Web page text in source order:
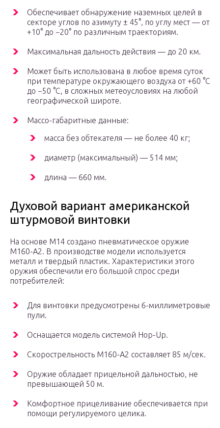
Обеспечивает обнаружение наземных целей в
секторе углов по азимуту ± 45°, по углу мест — от
+10° до −20° по различным траекториям.
Максимальная дальность действия — до 20 км.
Может быть использована в любое время суток
при температуре окружающего воздуха от +60 °C
до −50 °C, в сложных метеоусловиях на любой
географической широте.
Массо-габаритные данные:
масса без обтекателя — не более 40 кг;
диаметр (максимальный) — 514 мм;
длина — 660 мм.
Духовой вариант американской
штурмовой винтовки
На основе М14 создано пневматическое оружие
М160-А2. В производстве модели используется
металл и твердый пластик. Характеристики этого
оружия обеспечили его большой спрос среди
потребителей:
Для винтовки предусмотрены 6-миллиметровые
пули.
Оснащается модель системой Hop-Up.
Скорострельность М160-А2 составляет 85 м/сек.
Оружие обладает прицельной дальностью, не
превышающей 50 м.
Комфортное прицеливание обеспечивается при
помощи регулируемого целика.